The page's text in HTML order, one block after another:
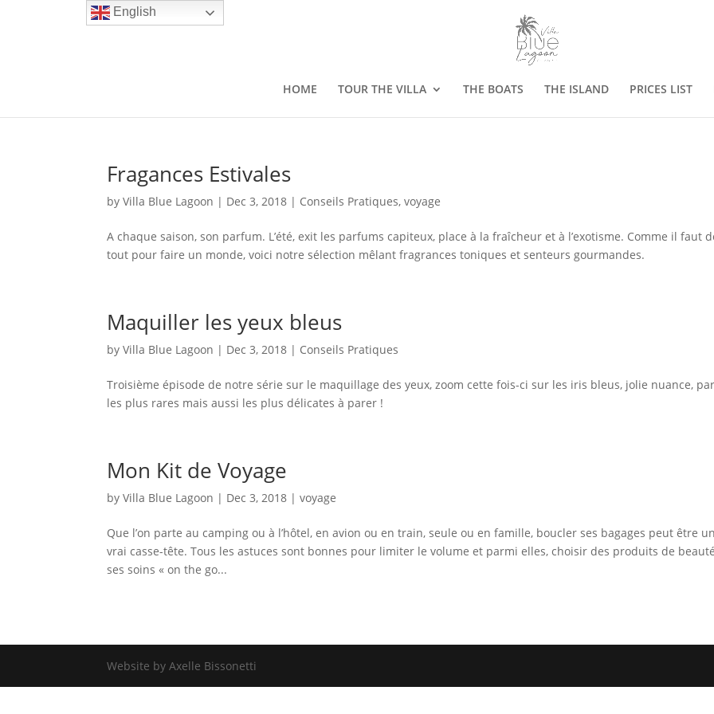
HOME TOUR THE VILLA THE BOATS THE ISLAND PRICES LIST
Fragances Estivales
byVilla Blue Lagoon | Dec 3, 2018 | Conseils Pratiques,voyage
A chaque saison, son parfum. L’été, exit les parfums capiteux, place à la fraîcheur et à l’exotisme. Comme il faut
tout pour faire un monde, voici notre sélection mêlant fragrances toniques et senteurs gourmandes.
Maquiller les yeux bleus
byVilla Blue Lagoon | Dec 3, 2018 | Conseils Pratiques
Troisième épisode de notre série sur le maquillage des yeux, zoom cette fois-ci sur les iris bleus, jolie nuance,
les plus rares mais aussi les plus délicates à parer !
Mon Kit de Voyage
byVilla Blue Lagoon | Dec 3, 2018 |voyage
Que l’on parte au camping ou à l’hôtel, en avion ou en train, seule ou en famille, boucler ses bagages peut être un
vrai casse-tête. Tous les astuces sont bonnes pour limiter le volume et parmi elles, choisir des produits de
ses soins « on the go...
Website by Axelle Bissonetti
English